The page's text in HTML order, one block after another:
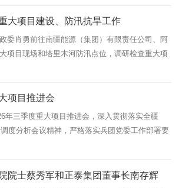
大项目建设、防汛抗旱工作
委肖勇前往南疆能源（集团）有限责任公司、阿
项目现场和塔里木河防汛点位，调研检查重大项
作，实地督导工作落实，细化部署重点任务。他
项目推进会
年三季度重大项目推进会，深入贯彻落实全疆
度分析会议精神，严格落实兵团党委工作部署要
运行、项目建设、招商引资工作开展情况，分析
院士蔡秀军和正泰集团董事长南存辉